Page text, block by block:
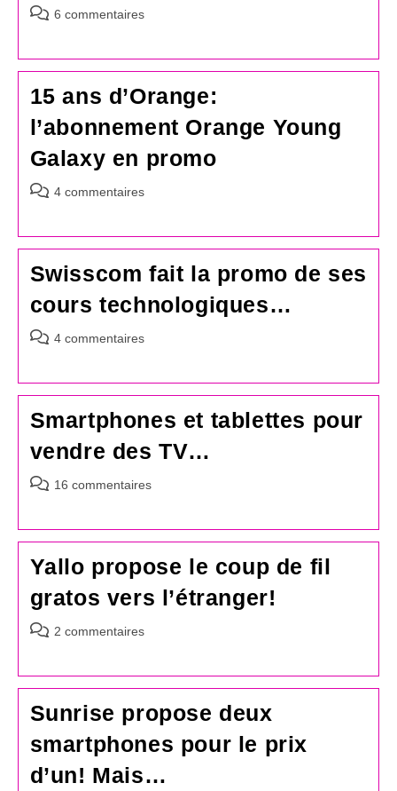
Commentaires
publication :
6 commentaires
15 ans d’Orange:
l’abonnement Orange Young
Galaxy en promo
Commentaires
publication :
4 commentaires
Swisscom fait la promo de ses
cours technologiques…
Commentaires
publication :
4 commentaires
Smartphones et tablettes pour
vendre des TV…
Commentaires
publication :
16 commentaires
Yallo propose le coup de fil
gratos vers l’étranger!
Commentaires
publication :
2 commentaires
Sunrise propose deux
smartphones pour le prix
d’un! Mais…